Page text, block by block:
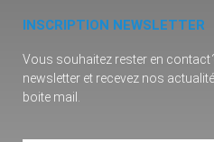
INSCRIPTION NEWSLETTER
Vous souhaitez rester en contact
newsletter et recevez nos
boite mail.